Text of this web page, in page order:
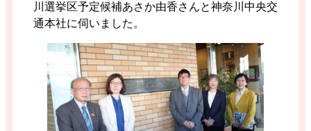
川選挙区予定候補あさか由香さんと神奈川中央交
通本社に伺いました。